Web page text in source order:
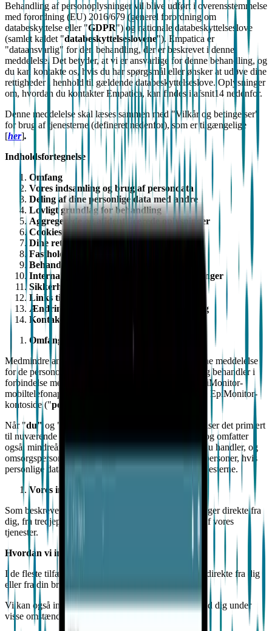
Behandling af personoplysninger vil blive udført i overensstemmelse
med forordning (EU) 2016/679 (generel forordning om
databeskyttelse eller "GDPR") og nationale databeskyttelseslove
(samlet kaldet "databeskyttelseslovene"). Empatica er
"dataansvarlig" for den behandling, der er beskrevet i denne
meddelelse. Det betyder, at vi er ansvarlige for denne behandling, og
du kan kontakte os, hvis du har spørgsmål eller ønsker at udøve dine
rettigheder i henhold til gældende databeskyttelseslove. Oplysninger
om, hvordan du kontakter Empatica, kan findes i afsnit14 nedenfor.
Denne meddelelse skal læses sammen med "Vilkår og betingelser"
for brug af tjenesterne (defineret nedenfor), som er tilgængelige
[her].
Indholdsfortegnelse
Omfang
Vores indsamling og brug af persondata
Deling af dine personlige data med andre
Lovligt grundlag for behandling
Aggregerede og afidentificerede oplysninger
Cookies og sporing
Dine rettigheder som registreret
Fastholdelse
Behandling af børns persondata
Internationale overførsler af personoplysninger
Sikkerhed
Links til tredjeparter
Ændringer af denne fortrolighedserklæring
Kontakt os
Omfang
Medmindre andet er beskrevet nedenfor, gælder denne meddelelse
for de personoplysninger, som Empatica indsamler og behandler i
forbindelse med EmbracePlus-uret, de tilknyttede EpiMonitor-
mobiltelefonapplikationer ("
) og den tilknyttede EpiMonitor-
kontoside ("portal
Når "du"og "
" bruges i denne meddelelse, henviser det primært
til nuværende eller potentielle brugere af tjenesterne og omfatter
også: mindreårige og andre personer, på hvis vegne du handler, og
omsorgspersoner (som defineret nedenfor) og andre personer, hvis
personlige data vi kan modtage i forbindelse med tjenesterne.
Vores indsamling og brug af persondata
Som beskrevet nedenfor indsamler vi personoplysninger direkte fra
dig, fra tredjeparter og automatisk gennem din brug af vores
tjenester.
Hvordan vi indsamler personlige data
I de fleste tilfælde vil vi indsamle personoplysninger direkte fra dig
eller fra din brug af tjenesterne.
Vi kan også indsamle personoplysninger fra andre end dig under
visse omstændigheder, f.eks: